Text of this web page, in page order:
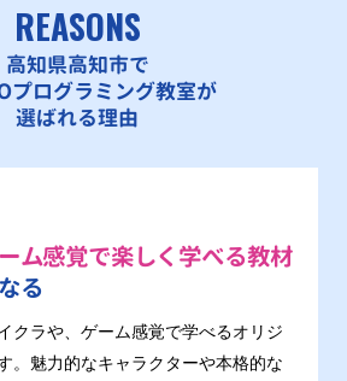
REASONS
高知県高知市で
プログラミング教室が
選ばれる理由
ム感覚で楽しく学べる教材
る
クラや、ゲーム感覚で学べるオリジ
。魅力的なキャラクターや本格的な